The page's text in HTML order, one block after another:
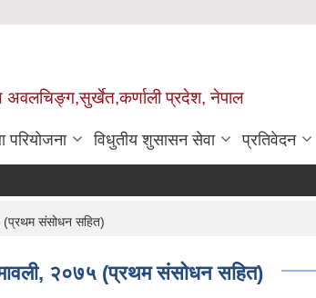
अवलचिङ्ग,सुर्खेत,कर्णाली प्रदेश, नेपाल
परियोजना विधुतीय शुसासन सेवा प्रतिवेदन
(प्रथम संसोधन सहित)
२०७५ (प्रथम संसोधन सहित)